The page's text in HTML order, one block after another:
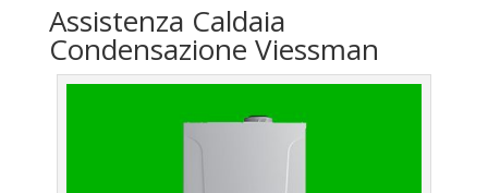
Assistenza Caldaia
Condensazione Viessman